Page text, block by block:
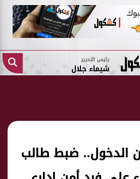
رئيس التحرير
شيماء جلال
الدخول.. ضبط طالب